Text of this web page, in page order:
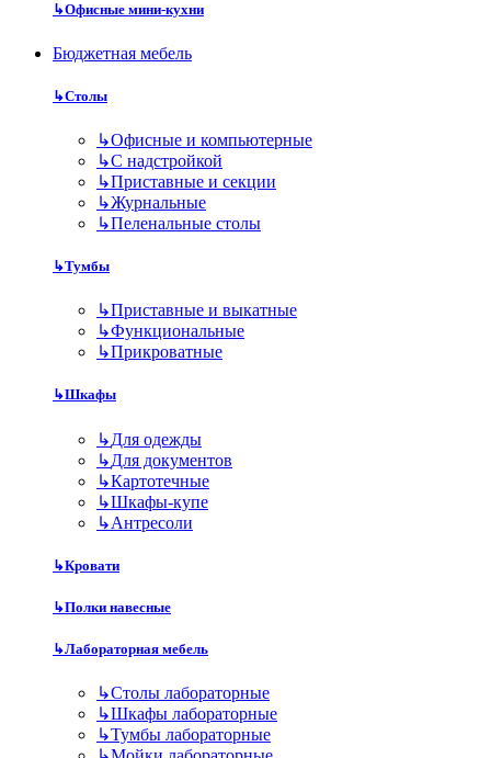
↳Офисные мини-кухни
Бюджетная мебель
↳Столы
↳Офисные и компьютерные
↳С надстройкой
↳Приставные и секции
↳Журнальные
↳Пеленальные столы
↳Тумбы
↳Приставные и выкатные
↳Функциональные
↳Прикроватные
↳Шкафы
↳Для одежды
↳Для документов
↳Картотечные
↳Шкафы-купе
↳Антресоли
↳Кровати
↳Полки навесные
↳Лабораторная мебель
↳Столы лабораторные
↳Шкафы лабораторные
↳Тумбы лабораторные